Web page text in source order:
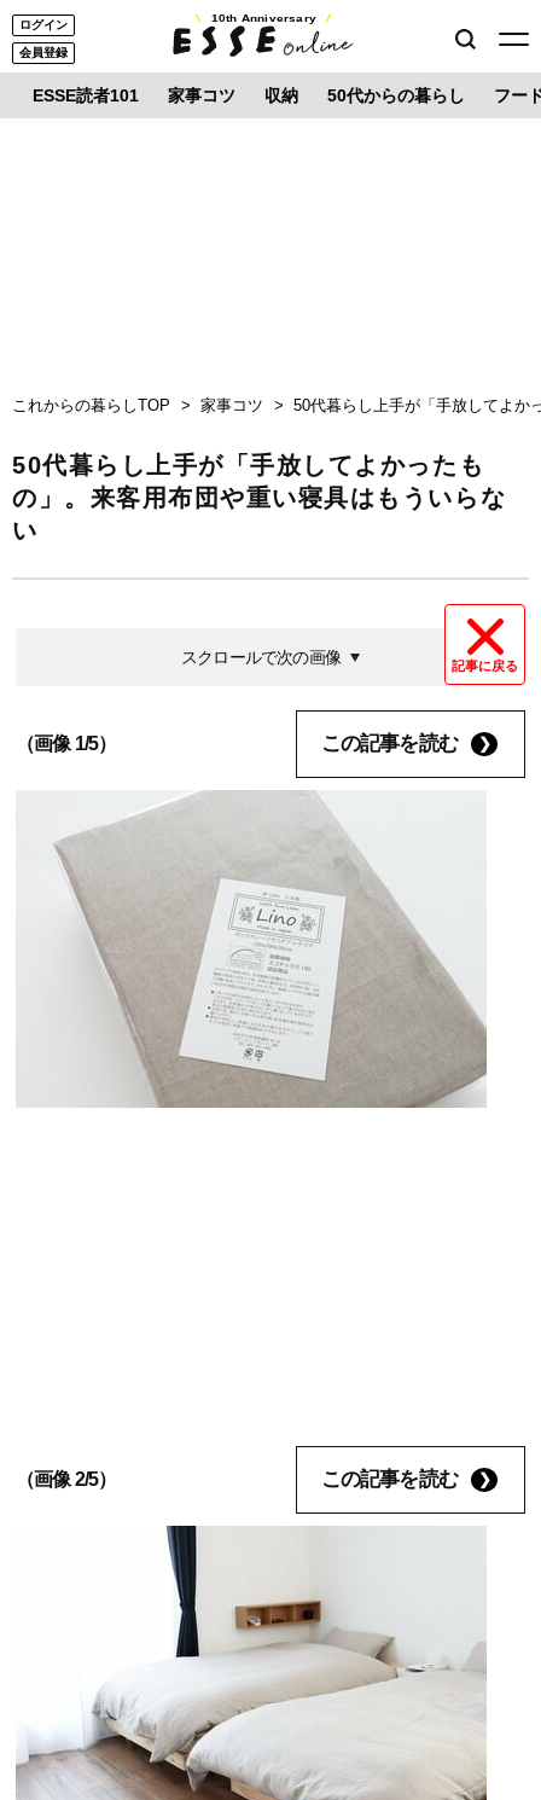
ログイン
会員登録
10th Anniversary
ESSE読者101 家事コツ 収納 50代からの暮らし フー
これからの暮らしTOP 家事コツ 50代暮らし上手が「手放してよか
50代暮らし上手が「手放してよかったも
の」。来客用布団や重い寝具はもういらな
い
記事に戻る
スクロールで次の画像
（画像 1/5） この記事を読む
（画像 2/5） この記事を読む